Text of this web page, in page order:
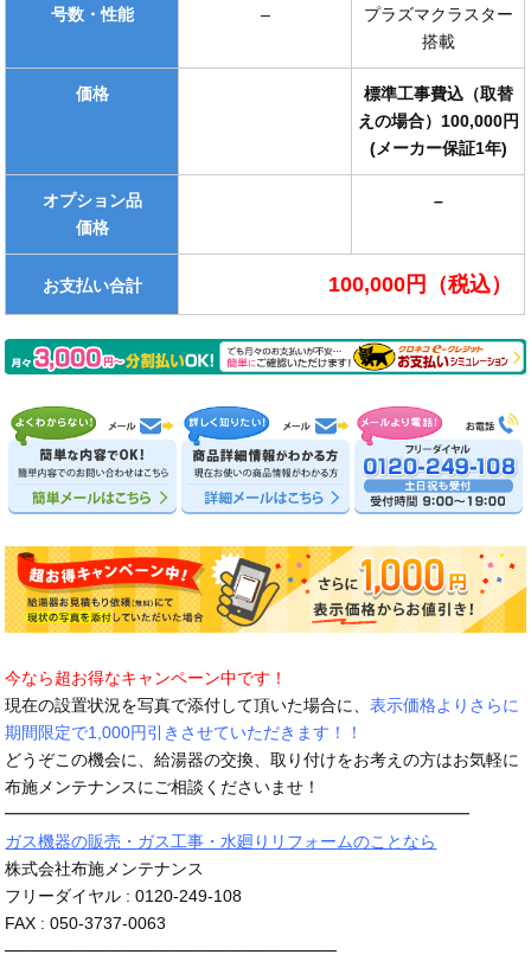
号数・性能 –
プラズマクラスター
搭載
価格
標準工事費込（取替
えの場合）100,000円
(メーカー保証1年)
オプション品
価格
–
お支払い合計 100,000円（税込）
今なら超お得なキャンペーン中です！
現在の設置状況を写真で添付して頂いた場合に、表示価格よりさらに
期間限定で1,000円引きさせていただきます！！
どうぞこの機会に、給湯器の交換、取り付けをお考えの方はお気軽に
布施メンテナンスにご相談くださいませ！
━━━━━━━━━━━━━━━━━━━━━━━━━━━━
ガス機器の販売・ガス工事・水廻りリフォームのことなら
株式会社布施メンテナンス
フリーダイヤル : 0120-249-108
FAX : 050-3737-0063
────────────────────────────